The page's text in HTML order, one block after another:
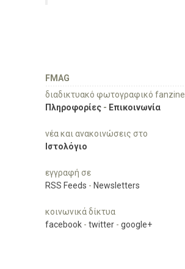
FMAG
διαδικτυακό φωτογραφικό fanzine
Πληροφορίες - Επικοινωνία
νέα και ανακοινώσεις στο
Ιστολόγιο
εγγραφή σε
RSS Feeds - Newsletters
κοινωνικά δίκτυα
facebook - twitter - google+